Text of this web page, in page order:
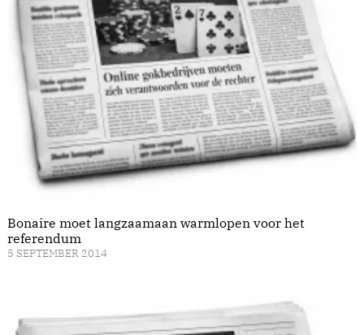
Bonaire moet langzaamaan warmlopen voor het
referendum
5 SEPTEMBER 2014